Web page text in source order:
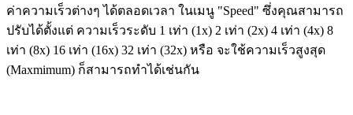
ค่าความเร็วต่างๆ ได้ตลอดเวลา ในเมนู "Speed" ซึ่งคุณสามารถ
ปรับได้ตั้งแต่ ความเร็วระดับ 1 เท่า (1x) 2 เท่า (2x) 4 เท่า (4x) 8
เท่า (8x) 16 เท่า (16x) 32 เท่า (32x) หรือ จะใช้ความเร็วสูงสุด
(Maxmimum) ก็สามารถทำได้เช่นกัน